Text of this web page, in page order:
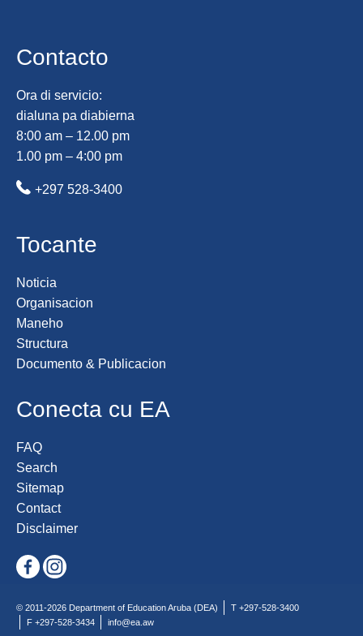
Contacto
Ora di servicio:
dialuna pa diabierna
8:00 am – 12.00 pm
1.00 pm – 4:00 pm
+297 528-3400
Tocante
Noticia
Organisacion
Maneho
Structura
Documento & Publicacion
Conecta cu EA
FAQ
Search
Sitemap
Contact
Disclaimer
© 2011-2026 Department of Education Aruba (DEA)
T +297-528-3400
F +297-528-3434
info@ea.aw